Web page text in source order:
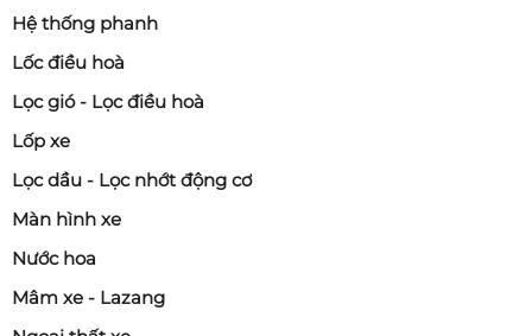
Hệ thống phanh
Lốc điều hoà
Lọc gió - Lọc điều hoà
Lốp xe
Lọc dầu - Lọc nhớt động cơ
Màn hình xe
Nước hoa
Mâm xe - Lazang